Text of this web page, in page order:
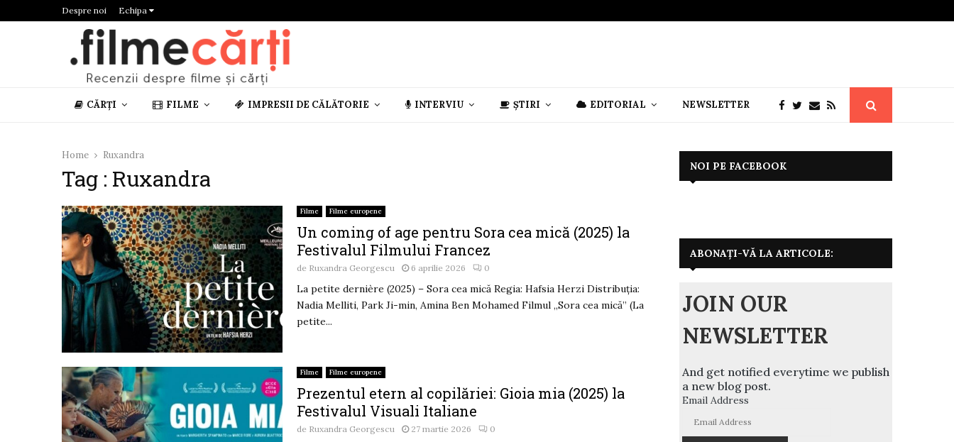
Despre noi Echipa
CĂRȚI FILME IMPRESII DE CĂLĂTORIE INTERVIU ȘTIRI EDITORIAL NEWSLETTER
Home Ruxandra
Tag : Ruxandra
Filme Filme europene
Un coming of age pentru Sora cea mică (2025) la
Festivalul Filmului Francez
de Ruxandra Georgescu 6 aprilie 2026 0
La petite dernière (2025) – Sora cea mică Regia: Hafsia Herzi Distribuția:
Nadia Melliti, Park Ji-min, Amina Ben Mohamed Filmul „Sora cea mică” (La
petite...
Filme Filme europene
Prezentul etern al copilăriei: Gioia mia (2025) la
Festivalul Visuali Italiane
de Ruxandra Georgescu 27 martie 2026 0
NOI PE FACEBOOK
ABONAȚI-VĂ LA ARTICOLE:
JOIN OUR
NEWSLETTER
And get notified everytime we publish
a new blog post.
Email Address